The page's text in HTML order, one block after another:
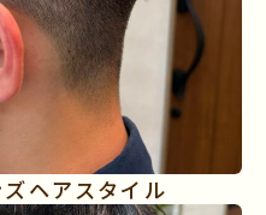
ヘアスタイル